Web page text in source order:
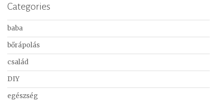
Categories
baba
bőrápolás
család
DIY
egészség